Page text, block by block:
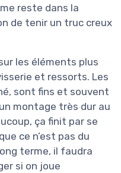
reste dans la
de tenir un truc creux
les éléments plus
et ressorts. Les
sont fins et souvent
montage très dur au
ça finit par se
ce n’est pas du
terme, il faudra
si on joue